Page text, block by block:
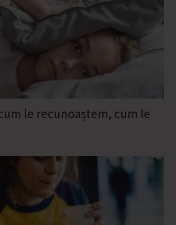
le recunoaștem, cum le